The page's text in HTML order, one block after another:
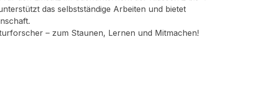
das selbstständige Arbeiten und bietet
– zum Staunen, Lernen und Mitmachen!